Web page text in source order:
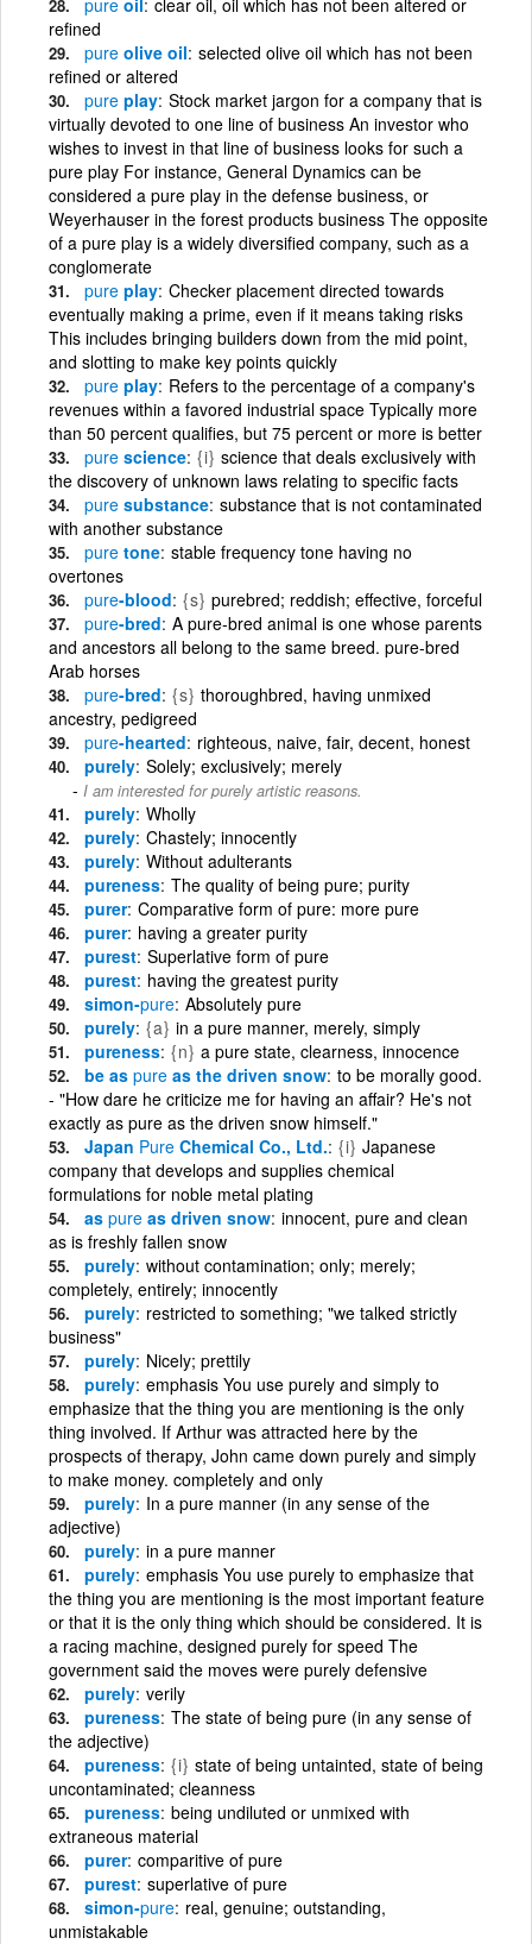
refined
pure olive oil selected olive oil which has not been
refined or altered
pure play Stock market jargon for a company that is
virtually devoted to one line of business An investor who
wishes to invest in that line of business looks for such a
pure play For instance, General Dynamics can be
considered a pure play in the defense business, or
Weyerhauser in the forest products business The opposite
of a pure play is a widely diversified company, such as a
conglomerate
pure play Checker placement directed towards
eventually making a prime, even if it means taking risks
This includes bringing builders down from the mid point,
and slotting to make key points quickly
pure play Refers to the percentage of a company's
revenues within a favored industrial space Typically more
than 50 percent qualifies, but 75 percent or more is better
pure science {i} science that deals exclusively with
the discovery of unknown laws relating to specific facts
pure substance substance that is not contaminated
with another substance
pure tone stable frequency tone having no
overtones
pure-blood {s} purebred; reddish; effective, forceful
pure-bred A pure-bred animal is one whose parents
and ancestors all belong to the same breed. pure-bred
Arab horses
pure-bred {s} thoroughbred, having unmixed
ancestry, pedigreed
pure-hearted righteous, naive, fair, decent, honest
purely Solely; exclusively; merely
I am interested for purely artistic reasons.
purely Wholly
purely Chastely; innocently
purely Without adulterants
pureness The quality of being pure; purity
purer Comparative form of pure: more pure
purer having a greater purity
purest Superlative form of pure
purest having the greatest purity
simon-pure Absolutely pure
purely {a} in a pure manner, merely, simply
pureness {n} a pure state, clearness, innocence
be as pure as the driven snow to be morally good.
- "How dare he criticize me for having an affair? He's not
exactly as pure as the driven snow himself."
Japan Pure Chemical Co., Ltd. {i} Japanese
company that develops and supplies chemical
formulations for noble metal plating
as pure as driven snow innocent, pure and clean
as is freshly fallen snow
purely without contamination; only; merely;
completely, entirely; innocently
purely restricted to something; "we talked strictly
business"
purely Nicely; prettily
purely emphasis You use purely and simply to
emphasize that the thing you are mentioning is the only
thing involved. If Arthur was attracted here by the
prospects of therapy, John came down purely and simply
to make money. completely and only
purely In a pure manner (in any sense of the
adjective)
purely in a pure manner
purely emphasis You use purely to emphasize that
the thing you are mentioning is the most important feature
or that it is the only thing which should be considered. It is
a racing machine, designed purely for speed The
government said the moves were purely defensive
purely verily
pureness The state of being pure (in any sense of
the adjective)
pureness {i} state of being untainted, state of being
uncontaminated; cleanness
pureness being undiluted or unmixed with
extraneous material
purer comparitive of pure
purest superlative of pure
simon-pure real, genuine; outstanding,
unmistakable